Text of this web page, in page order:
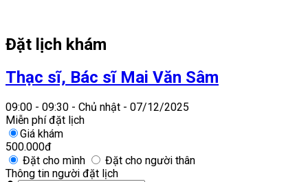
Đặt lịch khám
Thạc sĩ, Bác sĩ Mai Văn Sâm
09:00 - 09:30 - Chủ nhật - 07/12/2025
Miễn phí đặt lịch
Giá khám
500.000đ
Đặt cho mình
Đặt cho người thân
Thông tin người đặt lịch